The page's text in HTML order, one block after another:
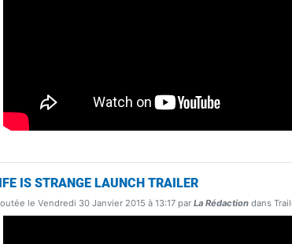
IS STRANGE LAUNCH TRAILER
le Vendredi 30 Janvier 2015 à 13:17 parLa Rédactiondans